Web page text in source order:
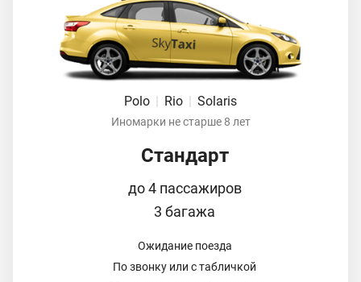
Polo | Rio | Solaris
Иномарки не старше 8 лет
Стандарт
до 4 пассажиров
3 багажа
Ожидание поезда
По звонку или с табличкой